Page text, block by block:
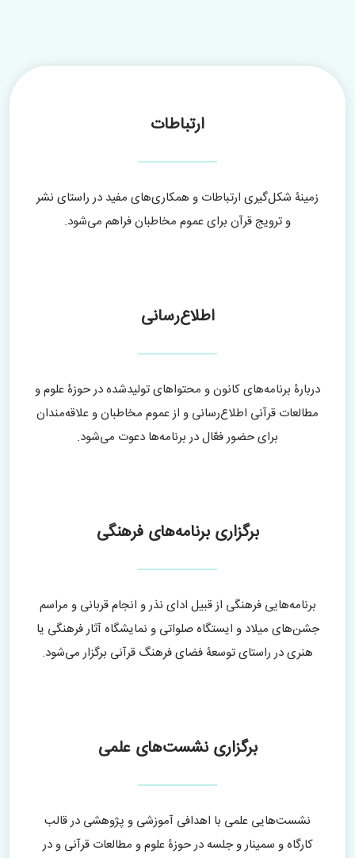
ارتباطات
زمینۀ شکل‌گیری ارتباطات و همکاری‌های مفید در راستای نشر
و ترویج قرآن برای عموم مخاطبان فراهم می‌شود.
اطلاع‌رسانی
دربارۀ برنامه‌های کانون و محتواهای تولیدشده در حوزۀ علوم و
مطالعات قرآنی اطلاع‌رسانی و از عموم مخاطبان و علاقه‌مندان
برای حضور فعّال در برنامه‌ها دعوت می‌شود.
برگزاری برنامه‌های فرهنگی
برنامه‌هایی فرهنگی از قبیل ادای نذر و انجام قربانی و مراسم
جشن‌های میلاد و ایستگاه صلواتی و نمایشگاه آثار فرهنگی یا
هنری در راستای توسعۀ فضای فرهنگ قرآنی برگزار می‌شود.
برگزاری نشست‌های علمی
نشست‌هایی علمی با اهدافی آموزشی و پژوهشی در قالب
کارگاه و سمینار و جلسه در حوزۀ علوم و مطالعات قرآنی و در